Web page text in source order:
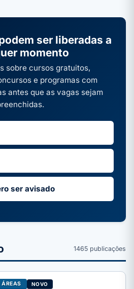
ser liberadas a
momento
sobre cursos gratuitos,
e programas com
antes que as vagas sejam
ser avisado
1465 publicações
ÁREAS NOVO